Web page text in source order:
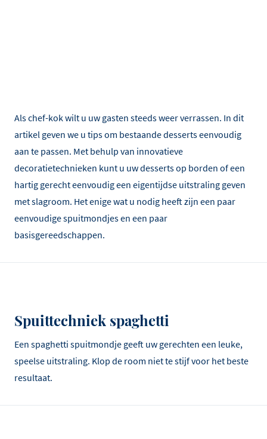
Als chef-kok wilt u uw gasten steeds weer verrassen. In dit
artikel geven we u tips om bestaande desserts eenvoudig
aan te passen. Met behulp van innovatieve
decoratietechnieken kunt u uw desserts op borden of een
hartig gerecht eenvoudig een eigentijdse uitstraling geven
met slagroom. Het enige wat u nodig heeft zijn een paar
eenvoudige spuitmondjes en een paar
basisgereedschappen.
Spuittechniek spaghetti
Een spaghetti spuitmondje geeft uw gerechten een leuke,
speelse uitstraling. Klop de room niet te stijf voor het beste
resultaat.